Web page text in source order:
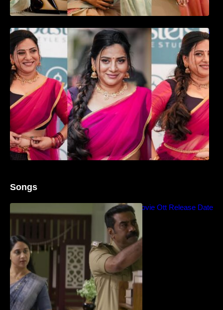
ഉദ്ഘാടന വേദിയിൽ ആരാധരെ മയക്കുന്ന
തകർപ്പൻ ഡൻസുമായി അന്ന രാജൻ..
Songs
Blockbuster Thalavan Movie Ott Release Date
– Video Song Release